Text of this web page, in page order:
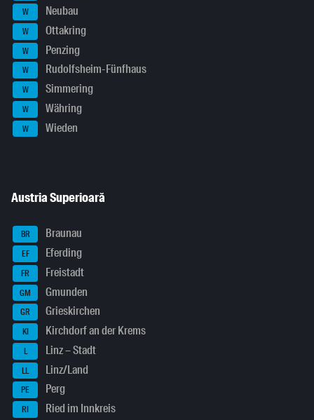
W Neubau
W Ottakring
W Penzing
W Rudolfsheim-Fünfhaus
W Simmering
W Währing
W Wieden
Austria Superioară
BR Braunau
EF Eferding
FR Freistadt
GM Gmunden
GR Grieskirchen
KI Kirchdorf an der Krems
L Linz – Stadt
LL Linz/Land
PE Perg
RI Ried im Innkreis